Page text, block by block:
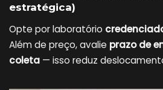
estratégica)
Opte por laboratório
Além de preço, avalie prazo de
coleta — isso reduz